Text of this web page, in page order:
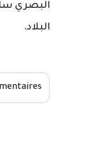
البصري
البلاد.